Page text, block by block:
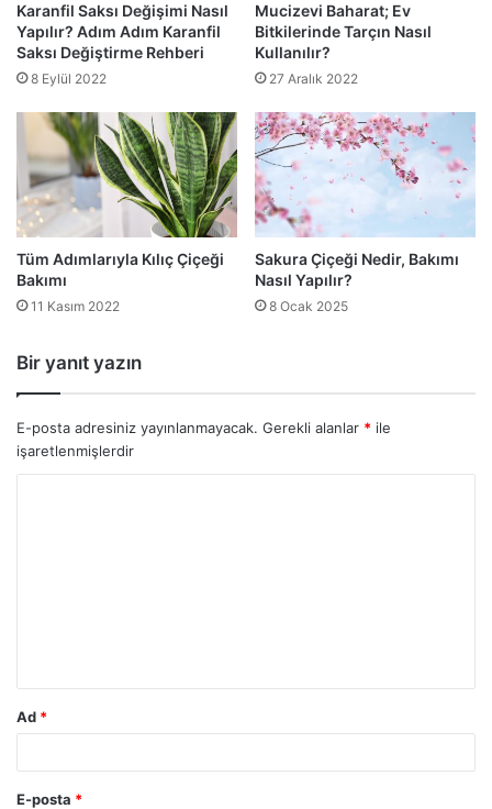
Karanfil Saksı Değişimi Nasıl
Yapılır? Adım Adım Karanfil
Saksı Değiştirme Rehberi
8 Eylül 2022
Mucizevi Baharat; Ev
Bitkilerinde Tarçın Nasıl
Kullanılır?
27 Aralık 2022
Tüm Adımlarıyla Kılıç Çiçeği
Bakımı
11 Kasım 2022
Sakura Çiçeği Nedir, Bakımı
Nasıl Yapılır?
8 Ocak 2025
Bir yanıt yazın
E-posta adresiniz yayınlanmayacak. Gerekli alanlar * ile
işaretlenmişlerdir
Ad *
E-posta *